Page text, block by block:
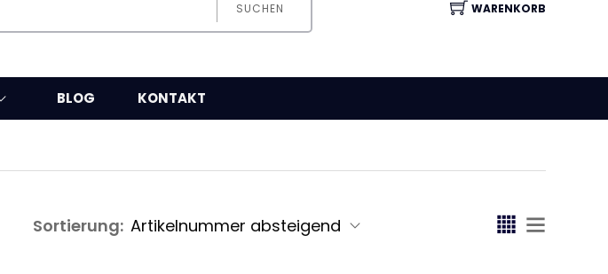
SUCHEN WARENKORB
BLOG KONTAKT
Sortierung: